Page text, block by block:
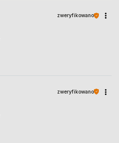
zweryfikowano
zweryfikowano